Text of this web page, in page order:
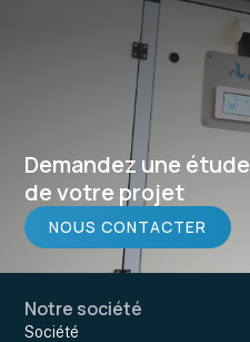
Demandez une étude
de votre projet
NOUS CONTACTER
Notre société
Société